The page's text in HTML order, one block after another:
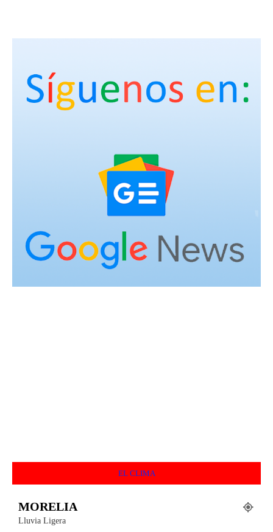
EL CLIMA
MORELIA
Lluvia Ligera